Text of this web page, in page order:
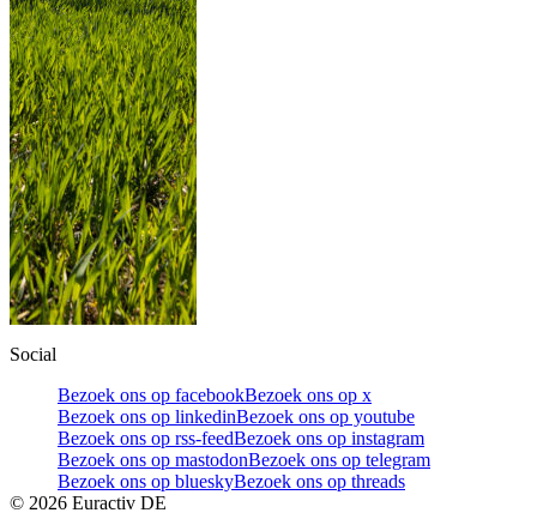
Social
Bezoek ons op facebookBezoek ons op x
Bezoek ons op linkedinBezoek ons op youtube
Bezoek ons op rss-feedBezoek ons op instagram
Bezoek ons op mastodonBezoek ons op telegram
Bezoek ons op blueskyBezoek ons op threads
© 2026 Euractiv DE